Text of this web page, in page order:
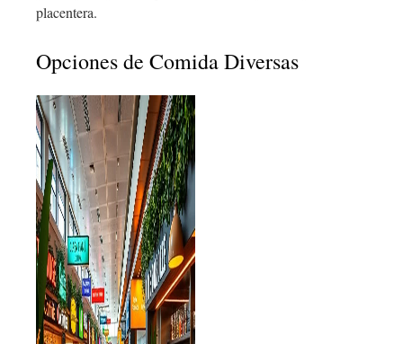
placentera.
Opciones de Comida Diversas